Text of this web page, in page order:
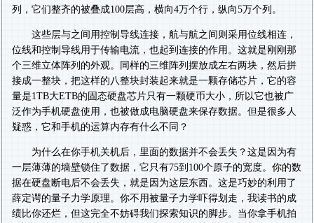
列，它们整齐的被叠成100层高，横向4万个行，纵向5万个列。
这些层与之间用控制导线连接，航与航之间则采用位线相连，
位线和控制导线用于传输电流，也起到连接的作用。这就是刚刚那
个三维立体阵列的外观。同样的三维阵列摆放成左右两块，然后拼
接成一整块，把这样的八整块封装起来就是一颗存储芯片，它的容
量是1TB大ETB的固态硬盘芯片只有一颗硬币大小，所以它也被广
泛作为手机硬盘使用，也被做成电脑硬盘来保存数据。但是很多人
疑惑，它和手机的运算内存有什么不同？
为什么在你手机关机后，里面的数据并不会丢失？这是因为有
一层薄薄的墙壁锁住了数据，它只有75到100个原子的宽度。你的数
据在硬盘断电后不会丢失，就是因为这层东西。这是巧妙的利用了
薛定谔的量子力学原理。你不用被量子力学吓得划走，我读书的成
绩比你还烂，但这完全不妨碍我们探索知识的脚步。当你拿手机拍